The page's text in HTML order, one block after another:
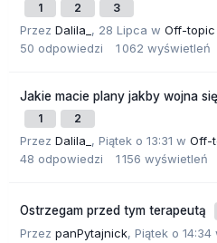
1 2 3
Przez Dalila_ , 28 Lipca w Off-topic
50 odpowiedzi 1 062 wyświetleń
Jakie macie plany jakby wojna
1 2
Przez Dalila_ , Piątek o 13:31 w Off-
48 odpowiedzi 1 156 wyświetleń
Ostrzegam przed tym terapeutą
Przez panPytajnick, Piątek o 14:34